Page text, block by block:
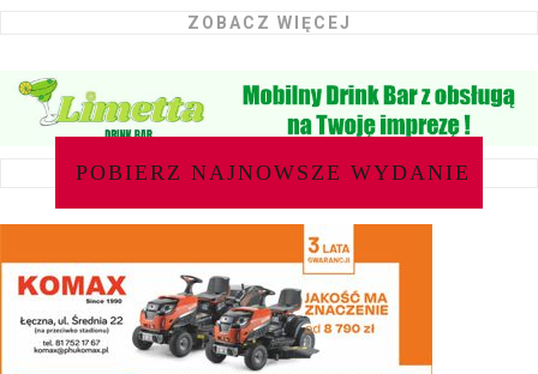
ZOBACZ WIĘCEJ
POBIERZ NAJNOWSZE WYDANIE